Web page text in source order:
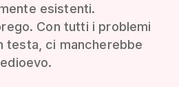
esistenti.
Con tutti i problemi
testa, ci mancherebbe